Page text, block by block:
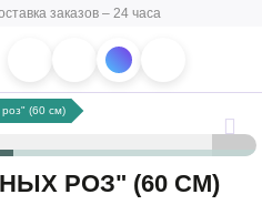
заказов – 24 часа
роз" (60 см)
РОЗ" (60 СМ)